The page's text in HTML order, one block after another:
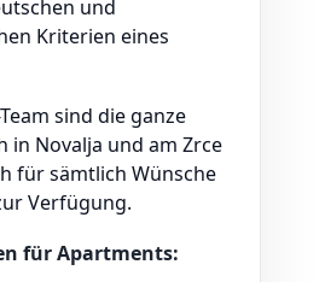
und
Kriterien eines
sind die ganze
in Novalja und am Zrce
für sämtlich Wünsche
Verfügung.
für Apartments: